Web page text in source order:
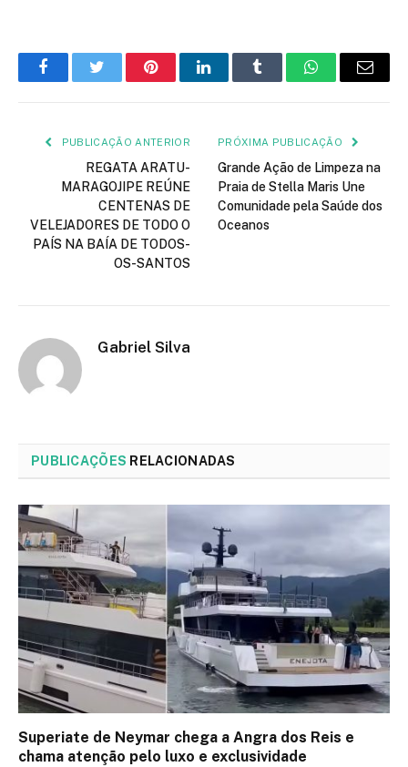
FacebookTwitter PinterestLinkedInTumblr WhatsApp
E-
PUBLICAÇÃO ANTERIOR
REGATA ARATU-
MARAGOJIPE REÚNE
CENTENAS DE
VELEJADORES DE TODO O
PAÍS NA BAÍA DE TODOS-
OS-SANTOS
PRÓXIMA PUBLICAÇÃO
Grande Ação de Limpeza na
Praia de Stella Maris Une
Comunidade pela Saúde dos
Oceanos
Gabriel Silva
PUBLICAÇÕES RELACIONADAS
Superiate de Neymar chega a Angra dos Reis e
chama atenção pelo luxo e exclusividade